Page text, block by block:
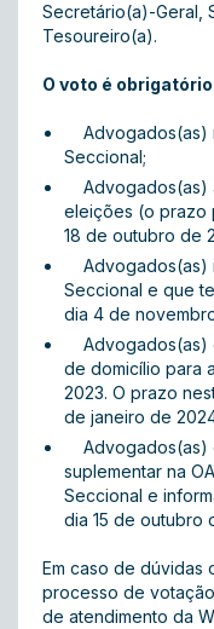
Secretário(a)-Geral,
Tesoureiro(a).
O voto é
Advogados(as)
Seccional;
Advogados(as)
eleições (o prazo
18 de outubro de
Advogados(as)
Seccional e que
dia 4 de
Advogados(as)
de domicílio para
2023. O prazo
de janeiro de
Advogados(as)
suplementar na
Seccional e
dia 15 de outubro
Em caso de dúvidas
processo de
de atendimento da